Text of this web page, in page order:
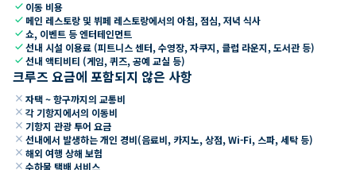
check 이동 비용
check 메인 레스토랑 및 뷔페 레스토랑에서의 아침, 점심, 저녁 식사
check쇼, 이벤트 등 엔터테인먼트
check선내 시설 이용료 (피트니스 센터, 수영장, 자쿠지, 클럽 라운지, 도서관 등)
check선내 액티비티 (게임, 퀴즈, 공예 교실 등)
크루즈 요금에 포함되지 않은 사항
close 자택 ~ 항구까지의 교통비
close 각 기항지에서의 이동비
close 기항지 관광 투어 요금
close 선내에서 발생하는 개인 경비(음료비, 카지노, 상점, Wi-Fi, 스파, 세탁 등)
close 해외 여행 상해 보험
close 수하물 택배 서비스